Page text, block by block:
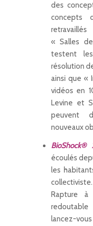
des
concepts
« Salles
testent
résolution
ainsi que «
vidéos en
Levine et
peuvent
nouveaux
BioShock®
écoulés
les
Rapture
lancez-